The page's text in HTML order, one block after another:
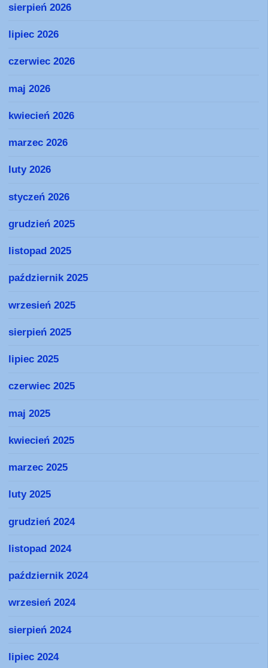
sierpień 2026
lipiec 2026
czerwiec 2026
maj 2026
kwiecień 2026
marzec 2026
luty 2026
styczeń 2026
grudzień 2025
listopad 2025
październik 2025
wrzesień 2025
sierpień 2025
lipiec 2025
czerwiec 2025
maj 2025
kwiecień 2025
marzec 2025
luty 2025
grudzień 2024
listopad 2024
październik 2024
wrzesień 2024
sierpień 2024
lipiec 2024